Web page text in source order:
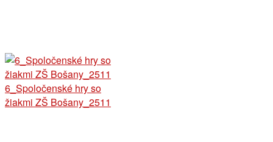
6_Spoločenské hry so
žiakmi ZŠ Bošany_2511